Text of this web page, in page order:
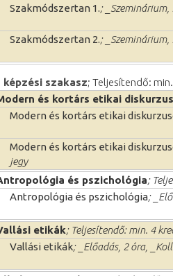
Szakmódszertan 1.;
Szakmódszertan 2.;
képzési szakasz; Teljesítendő:
és kortárs etikai
Modern és kortárs etikai
Modern és kortárs etikai
jegy
és pszichológia;
Antropológia és pszichológia;
etikák; Teljesítendő: min. 4
Vallási etikák; _Előadás, 2 óra,